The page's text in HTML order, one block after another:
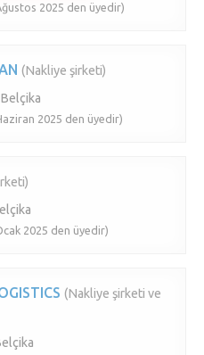
2025 den üyedir)
(Nakliye şirketi)
2025 den üyedir)
2025 den üyedir)
(Nakliye şirketi ve